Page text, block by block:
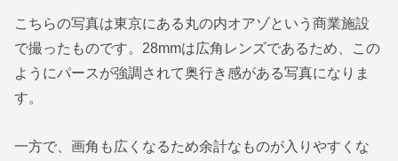
こちらの写真は東京にある丸の内オアゾという商業施設
で撮ったものです。28mmは広角レンズであるため、この
ようにパースが強調されて奥行き感がある写真になりま
す。
一方で、画角も広くなるため余計なものが入りやすくな